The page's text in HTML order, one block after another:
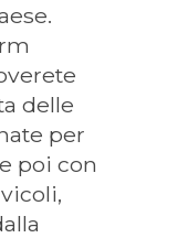
delle
per
poi con